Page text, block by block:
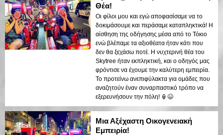
Θέα!
Οι φίλοι μου και εγώ αποφασίσαμε να το
δοκιμάσουμε και περάσαμε καταπληκτικά! Η
αίσθηση της οδήγησης μέσα από το Τόκιο
ενώ βλέπαμε τα αξιοθέατα ήταν κάτι που
δεν θα ξεχάσω ποτέ. Η νυχτερινή θέα του
Skytree ήταν εκπληκτική, και ο οδηγός μας
φρόντισε να έχουμε την καλύτερη εμπειρία.
Το προτείνω ανεπιφύλακτα για ομάδες που
αναζητούν έναν συναρπαστικό τρόπο να
εξερευνήσουν την πόλη! 🏮😆
Μια Αξέχαστη Οικογενειακή
Εμπειρία!